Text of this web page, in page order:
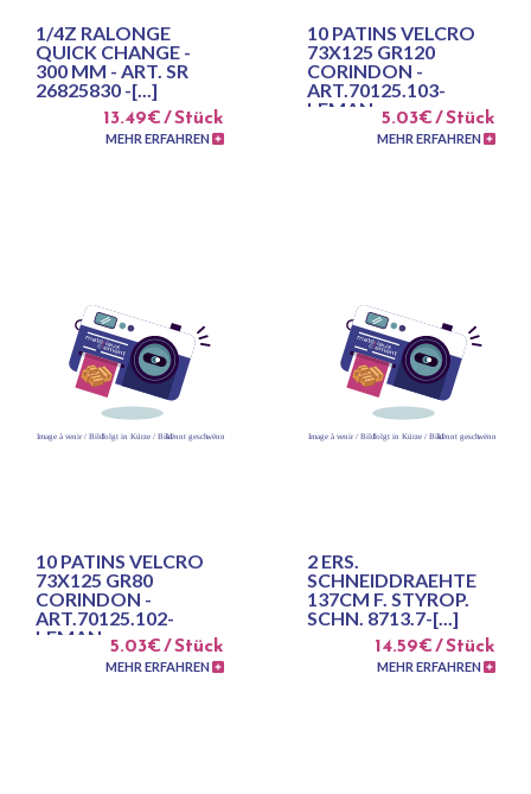
1/4Z RALONGE
QUICK CHANGE -
300 MM - ART. SR
26825830 -[...]
13.49€ / Stück
MEHR ERFAHREN
10 PATINS VELCRO
73X125 GR120
CORINDON -
ART.70125.103-
LEMAN 5.03€ / Stück
MEHR ERFAHREN
10 PATINS VELCRO
73X125 GR80
CORINDON -
ART.70125.102-
LEMAN 5.03€ / Stück
MEHR ERFAHREN
2 ERS.
SCHNEIDDRAEHTE
137CM F. STYROP.
SCHN. 8713.7-[...]
14.59€ / Stück
MEHR ERFAHREN